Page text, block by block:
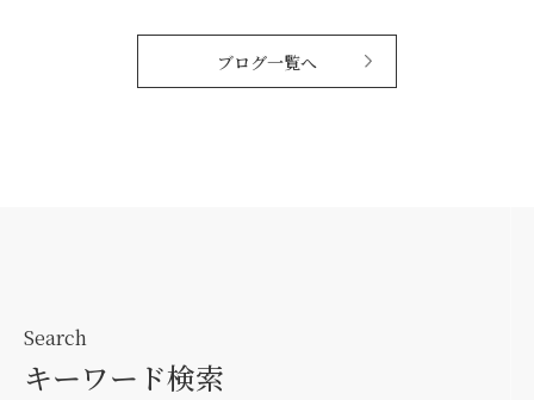
ブログ一覧へ
Search
キーワード検索